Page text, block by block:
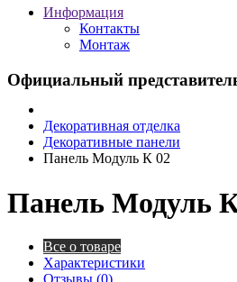
Информация
Контакты
Монтаж
Официальный
Декоративная отделка
Декоративные панели
Панель Модуль К 02
Панель Модуль
Все о товаре
Характеристики